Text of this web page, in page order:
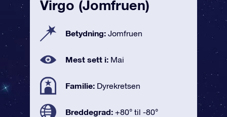
Virgo (Jomfruen)
Betydning: Jomfruen
Mest sett i: Mai
Familie: Dyrekretsen
Breddegrad: +80° til -80°